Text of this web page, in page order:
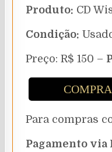
Produto: CD
Condição:
Preço: R$ 150 –
Para compras
Pagamento via